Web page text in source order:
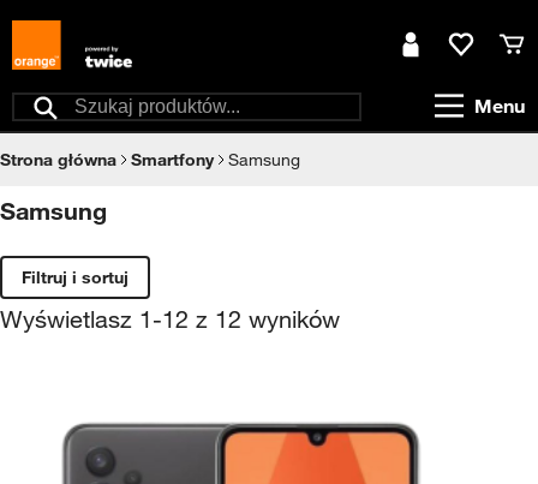
Przejdź do treści
Menu
Szukaj
Moje kontoUlubione
Strona główna Smartfony Samsung
Samsung
Filtruj i sortuj
Wyświetlasz 1-12 z 12 wyników